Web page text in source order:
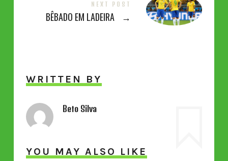
NEXT POST
BÊBADO EM LADEIRA →
WRITTEN BY
Beto Silva
YOU MAY ALSO LIKE